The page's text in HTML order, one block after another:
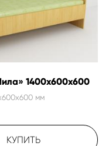
1400х600х600
мм
КУПИТЬ